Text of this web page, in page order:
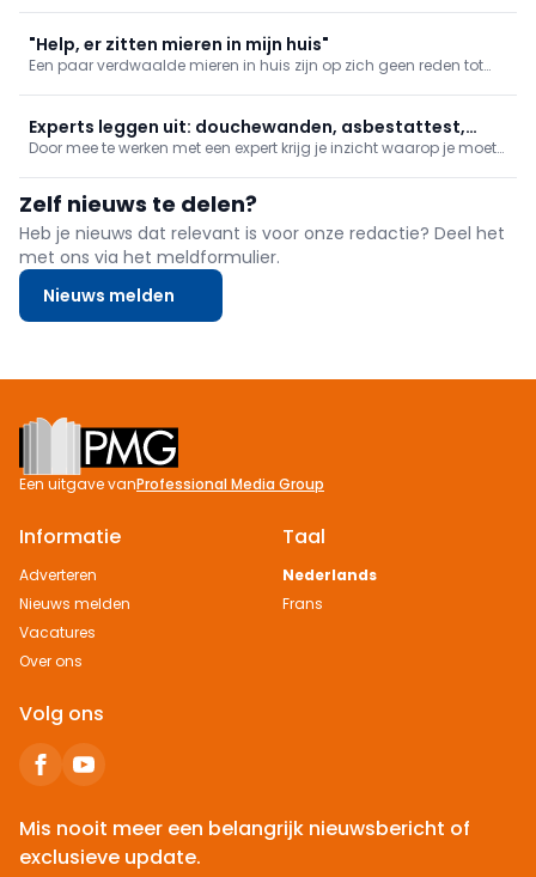
specialisatie onder de knie te krijgen.
"Help, er zitten mieren in mijn huis"
Een paar verdwaalde mieren in huis zijn op zich geen reden tot
de kolonie uitbreidt en meer schade aanricht.
Experts leggen uit: douchewanden, asbestattest,
gevelisolatie en vochtbestrijding
Door mee te werken met een expert krijg je inzicht waarop je moet
douchewanden, het asbestattest, buitengevelisolatie en
Zelf nieuws te delen?
Heb je nieuws dat relevant is voor onze redactie? Deel het
met ons via het meldformulier.
Nieuws melden
Footer
Een uitgave vanProfessional Media Group
Informatie
Adverteren
Nieuws melden
Vacatures
Over ons
Taal
Nederlands
Frans
Volg ons
Mis nooit meer een belangrijk nieuwsbericht of
exclusieve update.